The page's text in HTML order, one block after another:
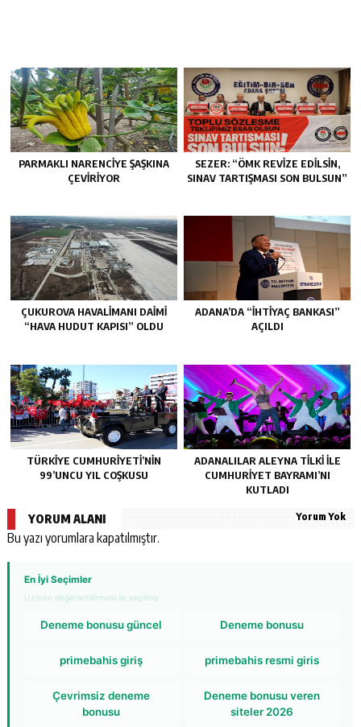
PARMAKLI NARENCİYE ŞAŞKINA
ÇEVİRİYOR
SEZER: “ÖMK REVİZE EDİLSİN,
SINAV TARTIŞMASI SON BULSUN”
ÇUKUROVA HAVALİMANI DAİMİ
“HAVA HUDUT KAPISI” OLDU
ADANA’DA “İHTİYAÇ BANKASI”
AÇILDI
TÜRKİYE CUMHURİYETİ’NİN
99’UNCU YIL COŞKUSU
ADANALILAR ALEYNA TİLKİ İLE
CUMHURİYET BAYRAMI’NI
KUTLADI
YORUM ALANI Yorum Yok
Bu yazı yorumlara kapatılmıştır.
En İyi Seçimler
Uzman değerlendirmesi ile seçilmiş
Deneme bonusu güncel Deneme bonusu
primebahis giriş primebahis resmi giris
Çevrimsiz deneme
bonusu
Deneme bonusu veren
siteler 2026